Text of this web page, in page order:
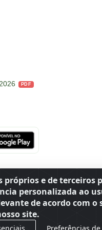
próprios e de terceiros
personalizada ao
de acordo com o
site.
Preferências de
PDF
Porto Ferreira/ ·